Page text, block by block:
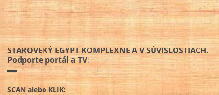
STAROVEKÝ EGYPT KOMPLEXNE A V SÚVISLOSTIACH.
Podporte portál a TV:
SCAN alebo KLIK: